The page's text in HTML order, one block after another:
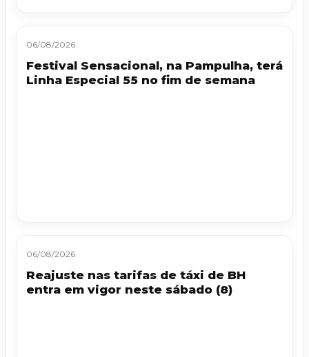
06/08/2026
Festival Sensacional, na Pampulha, terá
Linha Especial 55 no fim de semana
06/08/2026
Reajuste nas tarifas de táxi de BH
entra em vigor neste sábado (8)